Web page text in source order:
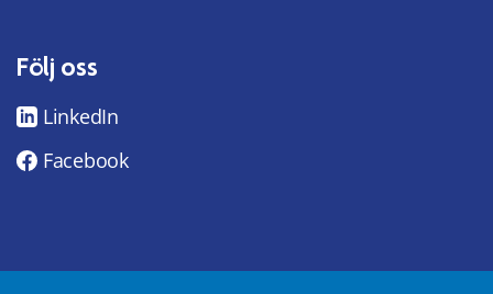
Följ oss
LinkedIn
Facebook